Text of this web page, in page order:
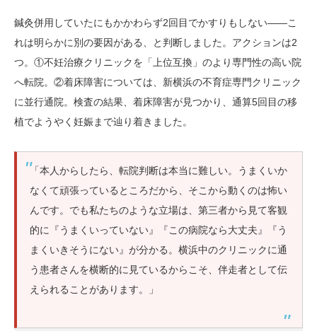
鍼灸併用していたにもかかわらず2回目でかすりもしない——こ
れは明らかに別の要因がある、と判断しました。アクションは2
つ。①不妊治療クリニックを「上位互換」のより専門性の高い院
へ転院。②着床障害については、新横浜の不育症専門クリニック
に並行通院。検査の結果、着床障害が見つかり、通算5回目の移
植でようやく妊娠まで辿り着きました。
「本人からしたら、転院判断は本当に難しい。うまくいか
なくて頑張っているところだから、そこから動くのは怖い
んです。でも私たちのような立場は、第三者から見て客観
的に『うまくいっていない』『この病院なら大丈夫』『う
まくいきそうにない』が分かる。横浜中のクリニックに通
う患者さんを横断的に見ているからこそ、伴走者として伝
えられることがあります。」